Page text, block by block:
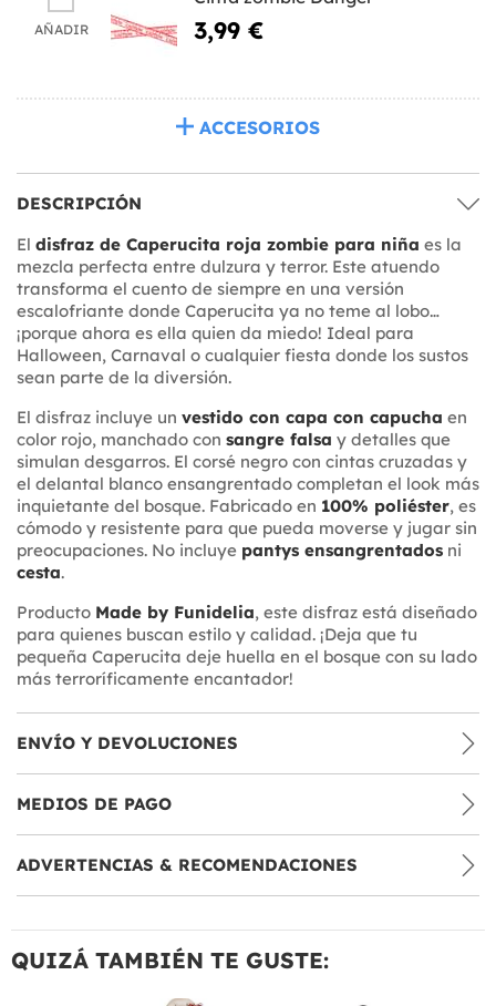
AÑADIR 3,99 €
ACCESORIOS
DESCRIPCIÓN
El disfraz de Caperucita roja zombie para niña es la
mezcla perfecta entre dulzura y terror. Este atuendo
transforma el cuento de siempre en una versión
escalofriante donde Caperucita ya no teme al lobo…
¡porque ahora es ella quien da miedo! Ideal para
Halloween, Carnaval o cualquier fiesta donde los sustos
sean parte de la diversión.
El disfraz incluye un vestido con capa con capucha en
color rojo, manchado con sangre falsa y detalles que
simulan desgarros. El corsé negro con cintas cruzadas y
el delantal blanco ensangrentado completan el look más
inquietante del bosque. Fabricado en 100% poliéster, es
cómodo y resistente para que pueda moverse y jugar sin
preocupaciones. No incluye pantys ensangrentados ni
cesta.
Producto Made by Funidelia, este disfraz está diseñado
para quienes buscan estilo y calidad. ¡Deja que tu
pequeña Caperucita deje huella en el bosque con su lado
más terroríficamente encantador!
ENVÍO Y DEVOLUCIONES
MEDIOS DE PAGO
ADVERTENCIAS & RECOMENDACIONES
QUIZÁ TAMBIÉN TE GUSTE: